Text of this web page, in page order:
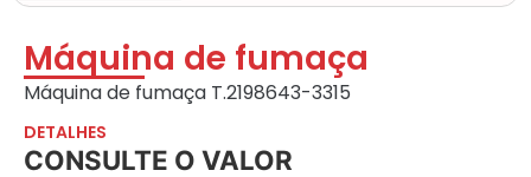
Máquina de fumaça
Máquina de fumaça T.2198643-3315
DETALHES
CONSULTE O VALOR